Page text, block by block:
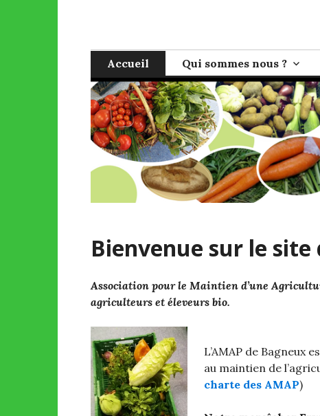
AMAP de
Accueil Qui sommes nous ?
Bienvenue sur le site
Association pour le Maintien d’une
agriculteurs et éleveurs bio.
L’AMAP de Bagneux
au maintien de
charte des AMAP)